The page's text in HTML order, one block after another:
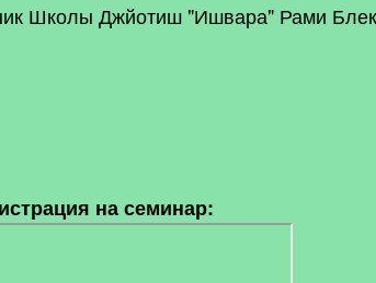
Школы Джйотиш "Ишвара" Рами
на семинар: